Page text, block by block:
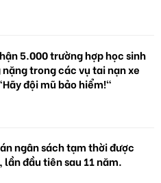
5.000 trường hợp học sinh
trong các vụ tai nạn xe
đội mũ bảo hiểm!"
ngân sách tạm thời được
đầu tiên sau 11 năm.